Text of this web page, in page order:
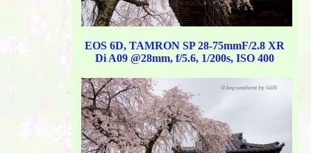
EOS 6D, TAMRON SP 28-75mmF/2.8 XR
Di A09 @28mm, f/5.6, 1/200s, ISO 400